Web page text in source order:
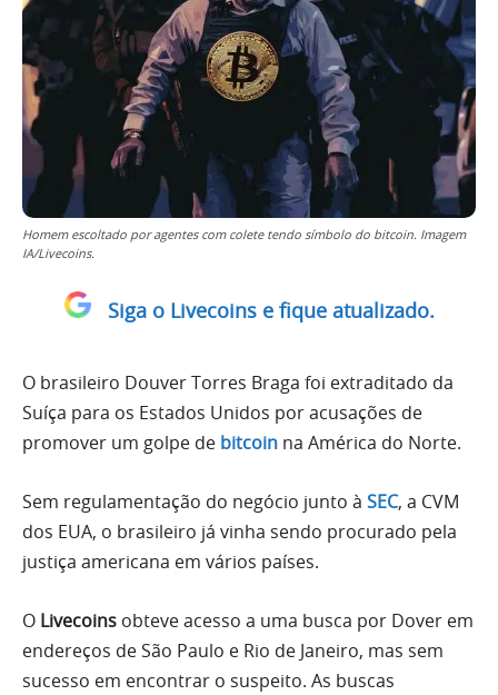
Homem escoltado por agentes com colete tendo símbolo do bitcoin. Imagem
IA/Livecoins.
Siga o Livecoins e fique atualizado.
O brasileiro Douver Torres Braga foi extraditado da
Suíça para os Estados Unidos por acusações de
promover um golpe de bitcoin na América do Norte.
Sem regulamentação do negócio junto à SEC, a CVM
dos EUA, o brasileiro já vinha sendo procurado pela
justiça americana em vários países.
O Livecoins obteve acesso a uma busca por Dover em
endereços de São Paulo e Rio de Janeiro, mas sem
sucesso em encontrar o suspeito. As buscas